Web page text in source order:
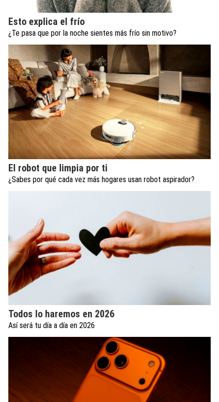
Esto explica el frío
¿Te pasa que por la noche sientes más frío sin motivo?
El robot que limpia por ti
¿Sabes por qué cada vez más hogares usan robot aspirador?
Todos lo haremos en 2026
Así será tu día a día en 2026